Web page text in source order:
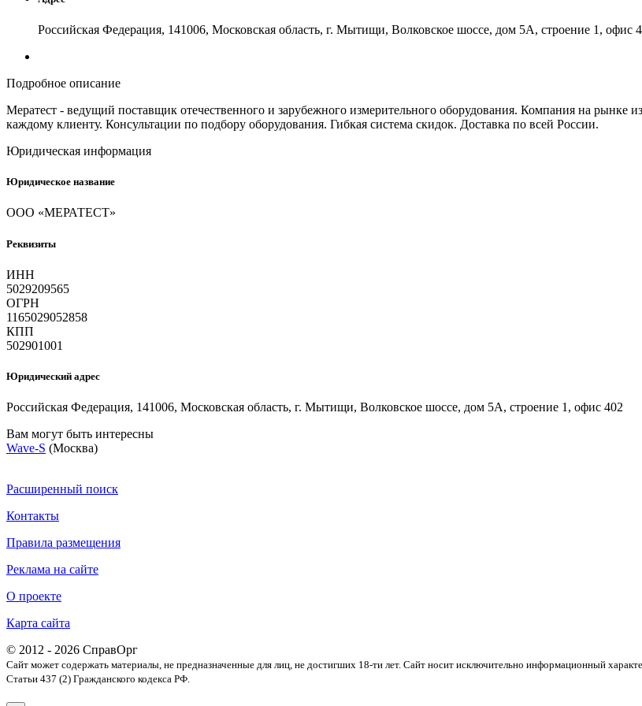
Российская Федерация, 141006, Московская область, г. Мытищи, Волковское шоссе, дом 5А, строение 1, офис
Подробное описание
Мератест - ведущий поставщик отечественного и зарубежного измерительного оборудования. Компания на рынке
каждому клиенту. Консультации по подбору оборудования. Гибкая система скидок. Доставка по всей России.
Юридическая информация
Юридическое название
ООО «МЕРАТЕСТ»
Реквизиты
ИНН
5029209565
ОГРН
1165029052858
КПП
502901001
Юридический адрес
Российская Федерация, 141006, Московская область, г. Мытищи, Волковское шоссе, дом 5А, строение 1, офис 402
Вам могут быть интересны
Wave-S (Москва)
Расширенный поиск
Контакты
Правила размещения
Реклама на сайте
О проекте
Карта сайта
© 2012 - 2026 СправОрг
Сайт может содержать материалы, не предназначенные для лиц, не достигших 18-ти лет. Cайт носит исключительно информационный
Статьи 437 (2) Гражданского кодекса РФ.